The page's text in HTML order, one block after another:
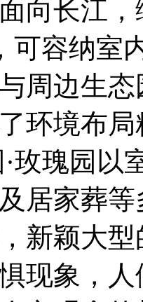
向长江
可容纳室
周边生
环境布
玫瑰园以
居家葬
新颖大
现象，